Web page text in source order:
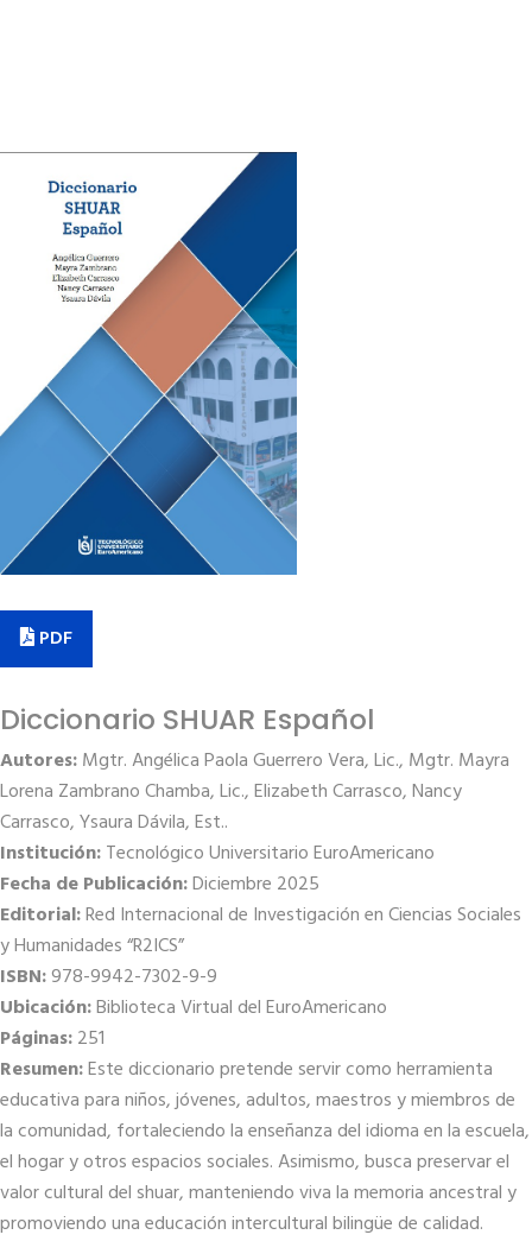
PDF
Diccionario SHUAR Español
Autores:Mgtr. Angélica Paola Guerrero Vera, Lic., Mgtr. Mayra
Lorena Zambrano Chamba, Lic., Elizabeth Carrasco, Nancy
Carrasco, Ysaura Dávila, Est..
Institución:Tecnológico Universitario EuroAmericano
Fecha de Publicación:Diciembre 2025
Editorial:Red Internacional de Investigación en Ciencias Sociales
y Humanidades “R2ICS”
ISBN:978-9942-7302-9-9
Ubicación:Biblioteca Virtual del EuroAmericano
Páginas:251
Resumen:Este diccionario pretende servir como herramienta
educativa para niños, jóvenes, adultos, maestros y miembros de
la comunidad, fortaleciendo la enseñanza del idioma en la escuela,
el hogar y otros espacios sociales. Asimismo, busca preservar el
valor cultural del shuar, manteniendo viva la memoria ancestral y
promoviendo una educación intercultural bilingüe de calidad.